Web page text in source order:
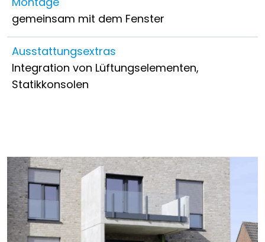
gemeinsam mit dem Fenster
Ausstattungsextras
Integration von Lüftungselementen,
Statikkonsolen